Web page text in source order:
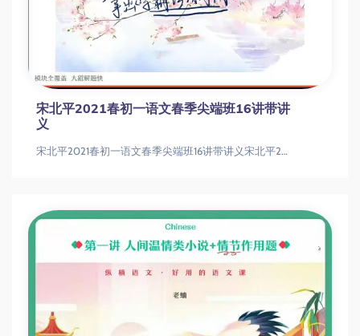
宋北平2021春初一语文春季尖端班16讲带讲
义
宋北平2021春初一语文春季尖端班16讲带讲义宋北平2021春初一语文春季尖端班16讲带讲义